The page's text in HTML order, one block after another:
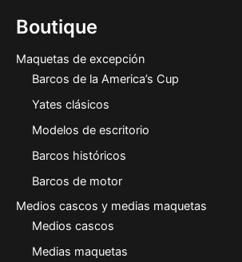
Boutique
Maquetas de excepción
Barcos de la America’s Cup
Yates clásicos
Modelos de escritorio
Barcos históricos
Barcos de motor
Medios cascos y medias maquetas
Medios cascos
Medias maquetas